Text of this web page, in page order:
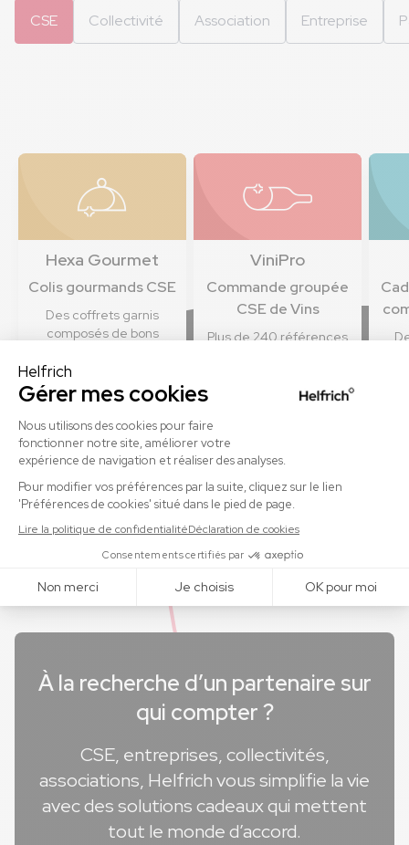
CSE Collectivité Association Entreprise
Hexa Gourmet
Colis gourmands CSE
Des coffrets garnis
composés de bons
régaler toutes les papilles
de vos bénéficiaires.
Découvrir
ViniPro
Commande groupée
CSE de Vins
Plus de 240 références
producteur pour en
Découvrir
À la recherche d’un partenaire sur
qui compter ?
CSE, entreprises, collectivités,
associations, Helfrich vous simplifie la vie
avec des solutions cadeaux qui mettent
tout le monde d’accord.